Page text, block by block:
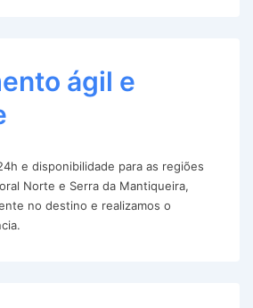
ágil e
e disponibilidade para as regiões
Norte e Serra da Mantiqueira,
no destino e realizamos o